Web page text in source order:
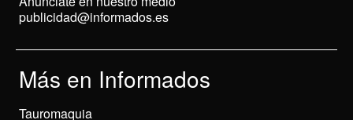
publicidad@informados.es
Más en Informados
Tauromaquia